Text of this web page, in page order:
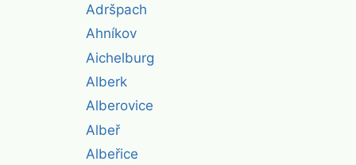
Adršpach
Ahníkov
Aichelburg
Alberk
Alberovice
Albeř
Albeřice